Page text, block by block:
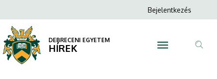
konferencia:
bemutatkoztak
a
tartalomra
Anonim
menüje
Bejelentkezés
DEBRECENI EGYETEM
HÍREK